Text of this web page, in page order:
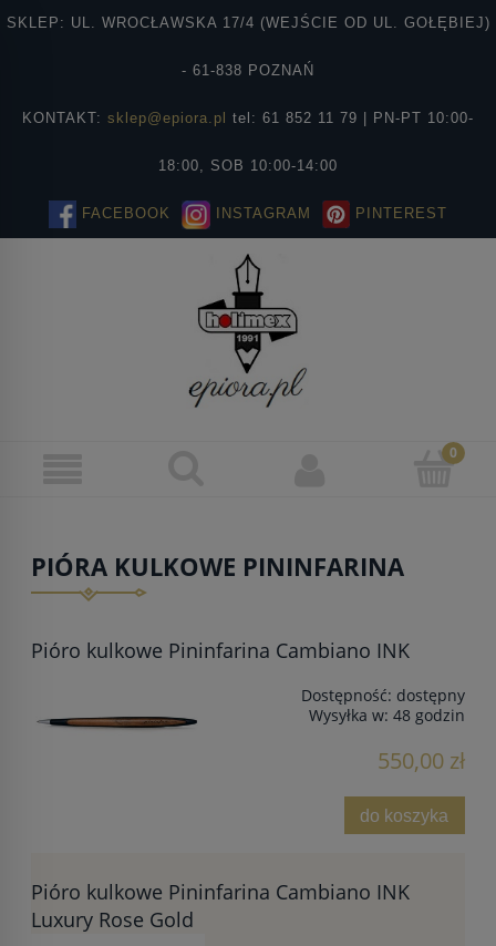
SKLEP: UL. WROCŁAWSKA 17/4 (WEJŚCIE OD UL. GOŁĘBIEJ)
- 61-838 POZNAŃ
KONTAKT: sklep@epiora.pl tel: 61 852 11 79 | PN-PT 10:00-
18:00, SOB 10:00-14:00
FACEBOOK INSTAGRAM PINTEREST
PIÓRA KULKOWE PININFARINA
Pióro kulkowe Pininfarina Cambiano INK
Dostępność: dostępny
Wysyłka w: 48 godzin
550,00 zł
do koszyka
Pióro kulkowe Pininfarina Cambiano INK
Luxury Rose Gold